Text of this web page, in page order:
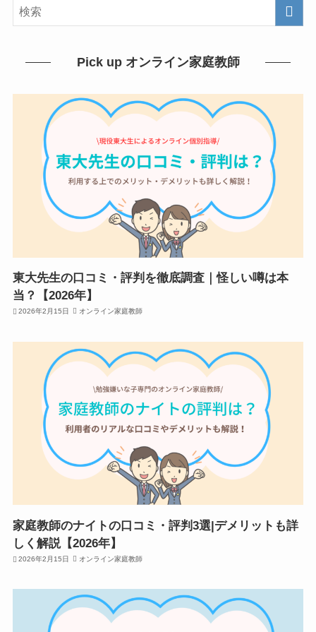
Pick up オンライン家庭教師
東大先生の口コミ・評判を徹底調査｜怪しい噂は本
当？【2026年】
2026年2月15日 オンライン家庭教師
家庭教師のナイトの口コミ・評判3選|デメリットも詳
しく解説【2026年】
2026年2月15日 オンライン家庭教師